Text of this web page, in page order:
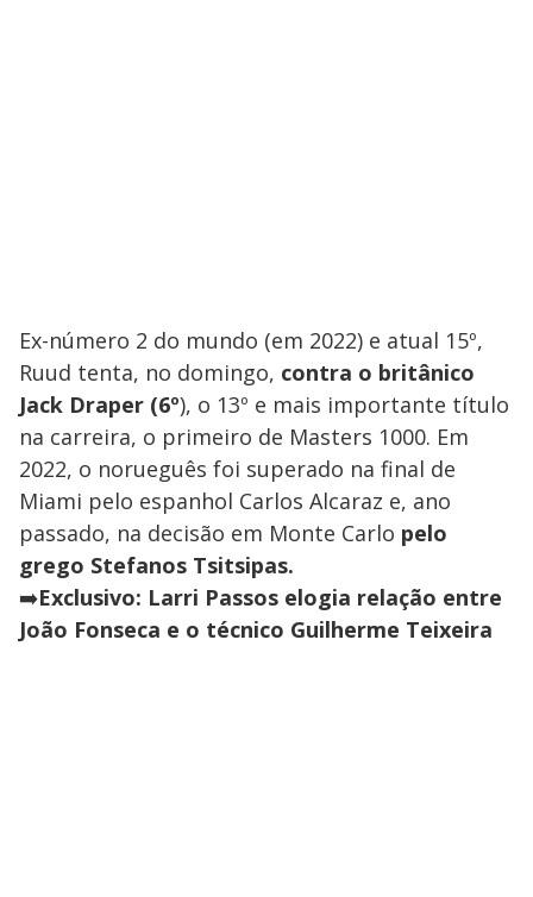
Ex-número 2 do mundo (em 2022) e atual 15º,
Ruud tenta, no domingo, contra o britânico
Jack Draper (6º), o 13º e mais importante título
na carreira, o primeiro de Masters 1000. Em
2022, o norueguês foi superado na final de
Miami pelo espanhol Carlos Alcaraz e, ano
passado, na decisão em Monte Carlo pelo
grego Stefanos Tsitsipas.
➡️Exclusivo: Larri Passos elogia relação entre
João Fonseca e o técnico Guilherme Teixeira